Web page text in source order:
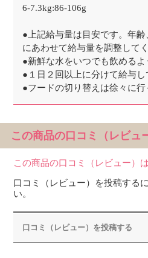
6-7.3kg:86-106g
●上記給与量は目安です。年
にあわせて給与量を調整してく
●新鮮な水をいつでも飲めるよ
●１日２回以上に分けて給与し
●フードの切り替えは徐々に行
この商品の口コミ（レビュ
この商品の口コミ（レビュー）
口コミ（レビュー）を投稿する
い。
口コミ（レビュー）を投稿する